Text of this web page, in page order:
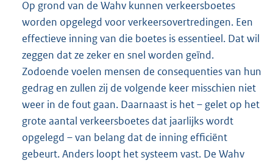
Op grond van de Wahv kunnen verkeersboetes
worden opgelegd voor verkeersovertredingen. Een
effectieve inning van die boetes is essentieel. Dat wil
zeggen dat ze zeker en snel worden geïnd.
Zodoende voelen mensen de consequenties van hun
gedrag en zullen zij de volgende keer misschien niet
weer in de fout gaan. Daarnaast is het – gelet op het
grote aantal verkeersboetes dat jaarlijks wordt
opgelegd – van belang dat de inning efficiënt
gebeurt. Anders loopt het systeem vast. De Wahv